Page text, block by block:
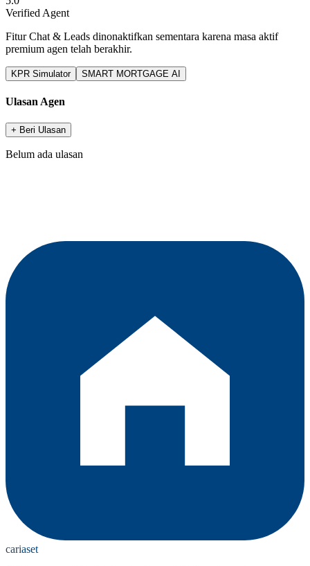
Verified Agent
Fitur Chat & Leads dinonaktifkan sementara karena masa aktif
premium agen telah berakhir.
KPR Simulator SMART MORTGAGE AI
Ulasan Agen
+ Beri Ulasan
Belum ada ulasan
cariaset